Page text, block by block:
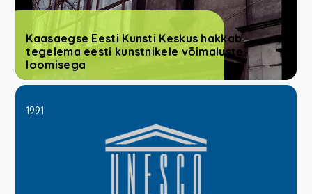
Kaasaegse Eesti Kunsti Keskus hakkab
tegelema eesti kunstnikele võimaluste
loomisega
1991